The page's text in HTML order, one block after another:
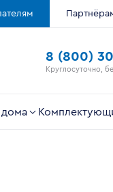
8 (800)
Круглосуточно,
дома